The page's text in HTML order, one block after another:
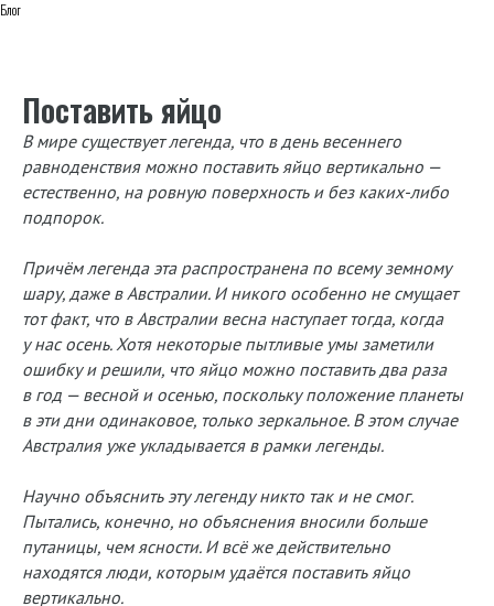
Блог
Поставить яйцо
В мире существует легенда, что в день весеннего
равноденствия можно поставить яйцо вертикально —
естественно, на ровную поверхность и без каких-либо
подпорок.
Причём легенда эта распространена по всему земному
шару, даже в Австралии. И никого особенно не смущает
тот факт, что в Австралии весна наступает тогда, когда
у нас осень. Хотя некоторые пытливые умы заметили
ошибку и решили, что яйцо можно поставить два раза
в год — весной и осенью, поскольку положение планеты
в эти дни одинаковое, только зеркальное. В этом случае
Австралия уже укладывается в рамки легенды.
Научно объяснить эту легенду никто так и не смог.
Пытались, конечно, но объяснения вносили больше
путаницы, чем ясности. И всё же действительно
находятся люди, которым удаётся поставить яйцо
вертикально.